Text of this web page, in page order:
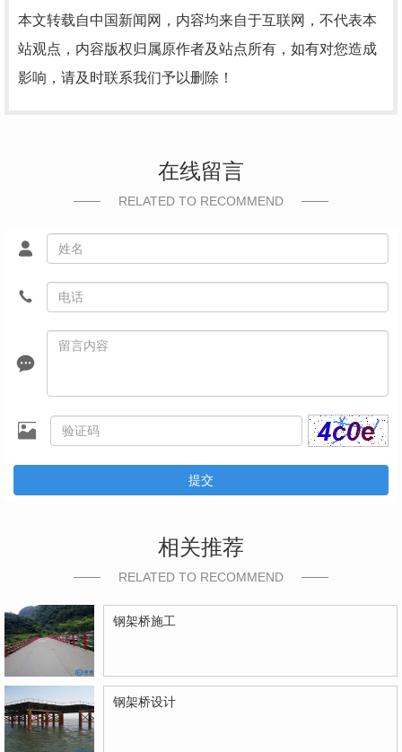
本文转载自中国新闻网，内容均来自于互联网，不代表本
站观点，内容版权归属原作者及站点所有，如有对您造成
影响，请及时联系我们予以删除！
在线留言
RELATED TO RECOMMEND
提交
相关推荐
RELATED TO RECOMMEND
钢架桥施工
钢架桥设计